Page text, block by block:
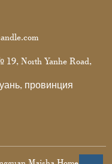
North Yanhe Road,
провинция